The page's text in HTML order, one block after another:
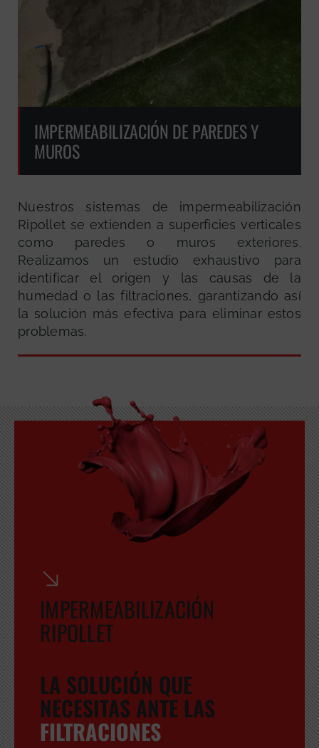
IMPERMEABILIZACIÓN DE PAREDES Y
MUROS
Nuestros sistemas de impermeabilización
Ripollet se extienden a superficies verticales
como paredes o muros exteriores.
Realizamos un estudio exhaustivo para
identificar el origen y las causas de la
humedad o las filtraciones, garantizando así
la solución más efectiva para eliminar estos
problemas.
IMPERMEABILIZACIÓN
RIPOLLET
LA SOLUCIÓN QUE
NECESITAS ANTE LAS
FILTRACIONES
GRATUITA